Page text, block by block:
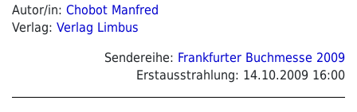
Autor/in: Chobot Manfred
Verlag: Verlag Limbus
Sendereihe: Frankfurter Buchmesse 2009
Erstausstrahlung: 14.10.2009 16:00